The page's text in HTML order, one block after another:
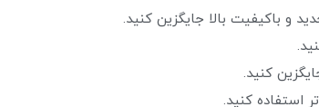
و باکیفیت بالا جایگزین کنید.
کنید.
استفاده کنید.